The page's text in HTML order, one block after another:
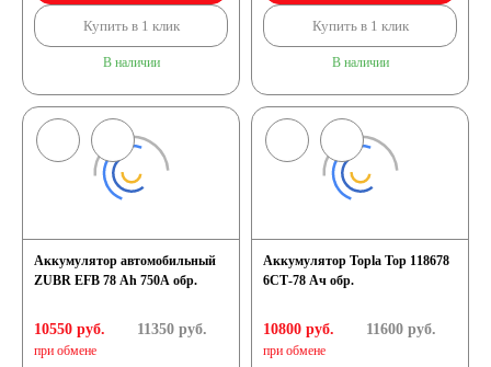
Купить в 1 клик
В наличии
Купить в 1 клик
В наличии
Аккумулятор автомобильный
ZUBR EFB 78 Ah 750A обр.
10550 руб.
при обмене
11350руб.
Аккумулятор Topla Top 118678
6СТ-78 Ач обр.
10800 руб.
при обмене
11600руб.